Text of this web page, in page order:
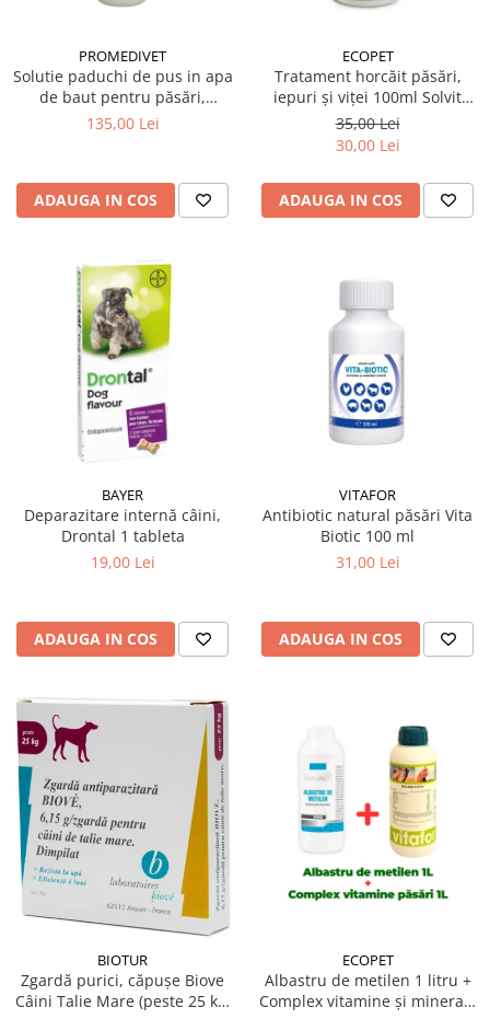
PROMEDIVET
Solutie paduchi de pus in apa
de baut pentru păsări,
porcine, iepuri Herba-Top
135,00 Lei
ADAUGA IN COS
ECOPET
Tratament horcăit păsări,
iepuri și viței 100ml Solvit
Respiro
35,00 Lei
30,00 Lei
ADAUGA IN COS
BAYER
Deparazitare internă câini,
Drontal 1 tableta
19,00 Lei
ADAUGA IN COS
VITAFOR
Antibiotic natural păsări Vita
Biotic 100 ml
31,00 Lei
ADAUGA IN COS
BIOTUR
Zgardă purici, căpușe Biove
Câini Talie Mare (peste 25 kg)
ECOPET
Albastru de metilen 1 litru +
Complex vitamine și minerale